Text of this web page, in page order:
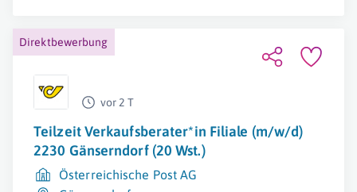
Direktbewerbung
vor 2 T
Teilzeit Verkaufsberater*in Filiale (m/w/d)
2230 Gänserndorf (20 Wst.)
Österreichische Post AG